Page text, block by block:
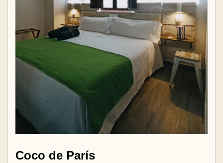
Coco de París